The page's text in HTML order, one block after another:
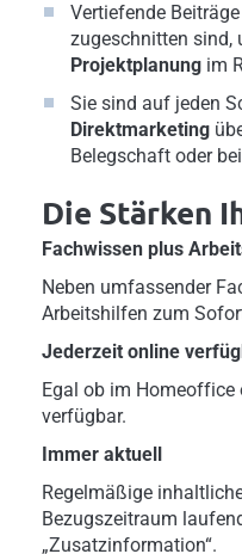
Vertiefende
zugeschnitten sind,
Projektplanung im
Sie sind auf jeden
Direktmarketing
Belegschaft oder bei
Die Stärken
Fachwissen plus
Neben umfassender
Arbeitshilfen zum
Jederzeit online
Egal ob im Homeoffice
verfügbar.
Immer aktuell
Regelmäßige
Bezugszeitraum
„Zusatzinformation“.